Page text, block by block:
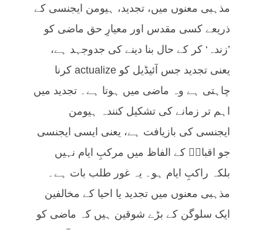
مذہبی معنوں میں، تجدید، ہیومن ایجنسی کے
ذریعے کسی مقدس اور معیارِ حق ماضی کو
’زندہ‘ کر کے حال بنا دینے کی جدوجہد ہے،
یعنی تجدید جس آئیڈیل کو actualize کرنا
چاہتی ہے وہ ماضی میں ہوتا ہے۔ تجدید میں
اہم تر زمانے کی تشکیل کنندہ ہیومن
ایجنسی کی بازیافت ہے، یعنی ایسی ایجنسی
جو اقبالؒ کے الفاظ میں مرکبِ ایام نہیں
بلکہ راکبِ ایام ہو۔ یہ غور طلب بات ہے۔
مذہبی معنوں میں تجدید یا احیا کے مخالفین
ایک سلوگن کے بڑے شوقین ہیں کہ ماضی کو